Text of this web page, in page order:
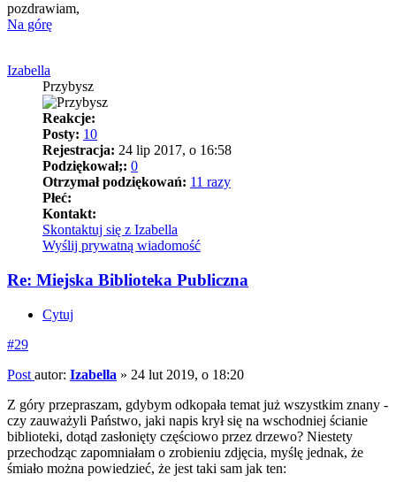
pozdrawiam,
Na górę
Izabella
Przybysz
Reakcje:
Posty: 10
Rejestracja: 24 lip 2017, o 16:58
Podziękował;: 0
Otrzymał podziękowań: 11 razy
Płeć:
Kontakt:
Skontaktuj się z Izabella
Wyślij prywatną wiadomość
Re: Miejska Biblioteka Publiczna
Cytuj
#29
Post autor: Izabella » 24 lut 2019, o 18:20
Z góry przepraszam, gdybym odkopała temat już wszystkim znany -
czy zauważyli Państwo, jaki napis krył się na wschodniej ścianie
biblioteki, dotąd zasłonięty częściowo przez drzewo? Niestety
przechodząc zapomniałam o zrobieniu zdjęcia, myślę jednak, że
śmiało można powiedzieć, że jest taki sam jak ten: